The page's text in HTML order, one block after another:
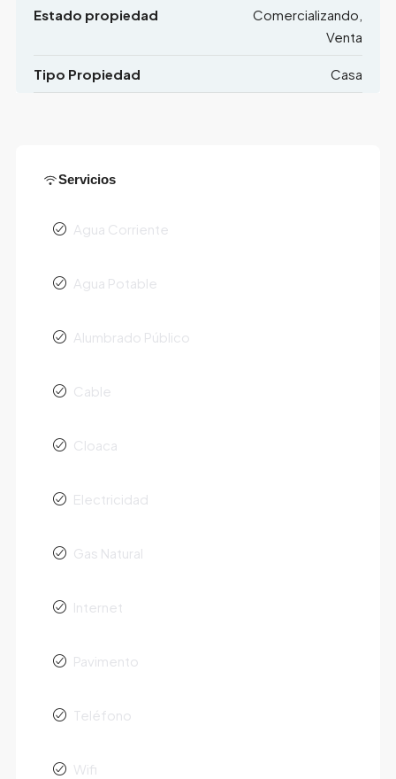
Estado propiedad
Comercializando,
Venta
Tipo Propiedad Casa
Servicios
Agua Corriente
Agua Potable
Alumbrado Público
Cable
Cloaca
Electricidad
Gas Natural
Internet
Pavimento
Teléfono
Wifi